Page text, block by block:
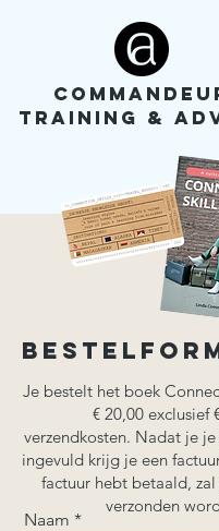
TRAINING &
Naam
Je bestelt het boek
€ 20,00 exclusief
verzendkosten. Nadat je je
ingevuld krijg je een
factuur hebt betaald,
verzonden